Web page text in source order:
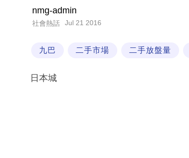
nmg-admin
社會熱話 Jul 21 2016
九巴 二手市場 二手放盤量
日本城